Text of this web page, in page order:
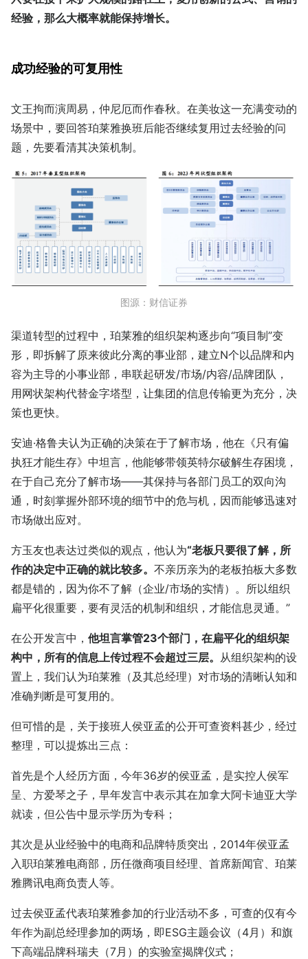
经验，那么大概率就能保持增长。
成功经验的可复用性
文王拘而演周易，仲尼厄而作春秋。在美妆这一充满变动的
场景中，要回答珀莱雅换班后能否继续复用过去经验的问
题，先要看清其决策机制。
图源：财信证券
渠道转型的过程中，珀莱雅的组织架构逐步向“项目制”变
形，即拆解了原来彼此分离的事业部，建立N个以品牌和内
容为主导的小事业部，串联起研发/市场/内容/品牌团队，
用网状架构代替金字塔型，让集团的信息传输更为充分，决
策也更快。
安迪·格鲁夫认为正确的决策在于了解市场，他在《只有偏
执狂才能生存》中坦言，他能够带领英特尔破解生存困境，
在于自己充分了解市场——其保持与各部门员工的双向沟
通，时刻掌握外部环境的细节中的危与机，因而能够迅速对
市场做出应对。
方玉友也表达过类似的观点，他认为“老板只要很了解，所
作的决定中正确的就比较多。 不亲历亲为的老板拍板大多数
都是错的，因为你不了解（企业/市场的实情）。所以组织
扁平化很重要，要有灵活的机制和组织，才能信息灵通。”
在公开发言中， 他坦言掌管23个部门，在扁平化的组织架
构中，所有的信息上传过程不会超过三层。 从组织架构的设
置上，我们认为珀莱雅（及其总经理）对市场的清晰认知和
准确判断是可复用的。
但可惜的是，关于接班人侯亚孟的公开可查资料甚少，经过
整理，可以提炼出三点：
首先是个人经历方面，今年36岁的侯亚孟，是实控人侯军
呈、方爱琴之子，早年发言中表示其在加拿大阿卡迪亚大学
就读，但公告中显示学历为专科；
其次是从业经验中的电商和品牌特质突出，2014年侯亚孟
入职珀莱雅电商部，历任微商项目经理、首席新闻官、珀莱
雅腾讯电商负责人等。
过去侯亚孟代表珀莱雅参加的行业活动不多，可查的仅有今
年作为副总经理参加的两场，即ESG主题会议（4月）和旗
下高端品牌科瑞夫（7月）的实验室揭牌仪式；